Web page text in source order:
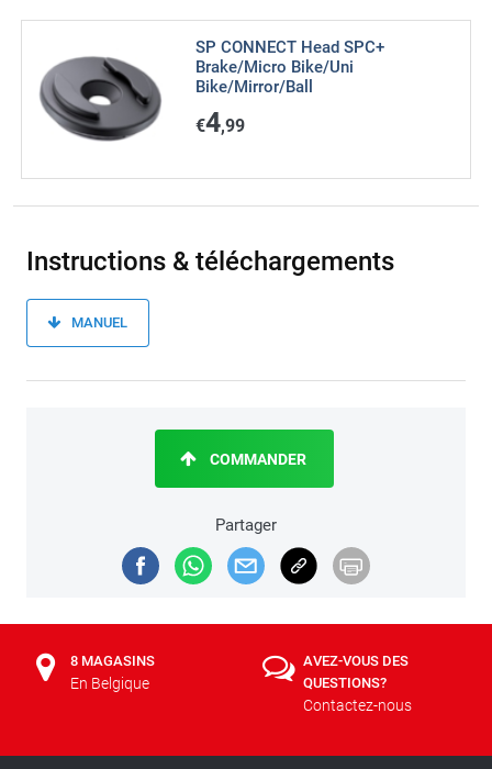
SP CONNECT Head SPC+
Brake/Micro Bike/Uni
Bike/Mirror/Ball
€4,99
Instructions & téléchargements
MANUEL
Partager
COMMANDER
8 MAGASINS
En Belgique
AVEZ-VOUS DES
QUESTIONS?
Contactez-nous